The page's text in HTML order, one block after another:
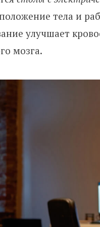
тела и
улучшает
мозга.